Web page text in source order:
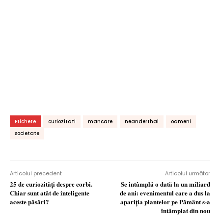
Etichete curiozitati mancare neanderthal
oameni
societate
Articolul precedent
25 de curiozităţi despre corbi.
Chiar sunt atât de inteligente
aceste păsări?
Articolul următor
Se întâmplă o dată la un miliard
de ani: evenimentul care a dus la
apariția plantelor pe Pământ s-a
întâmplat din nou